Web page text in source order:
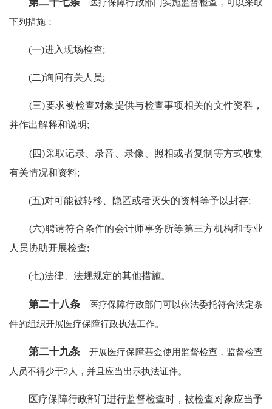
下列措施：
(一)进入现场检查;
(二)询问有关人员;
(三)要求被检查对象提供与检查事项相关的文件资料，
并作出解释和说明;
(四)采取记录、录音、录像、照相或者复制等方式收集
有关情况和资料;
(五)对可能被转移、隐匿或者灭失的资料等予以封存;
(六)聘请符合条件的会计师事务所等第三方机构和专业
人员协助开展检查;
(七)法律、法规规定的其他措施。
第二十八条 医疗保障行政部门可以依法委托符合法定条
件的组织开展医疗保障行政执法工作。
第二十九条 开展医疗保障基金使用监督检查，监督检查
人员不得少于2人，并且应当出示执法证件。
医疗保障行政部门进行监督检查时，被检查对象应当予